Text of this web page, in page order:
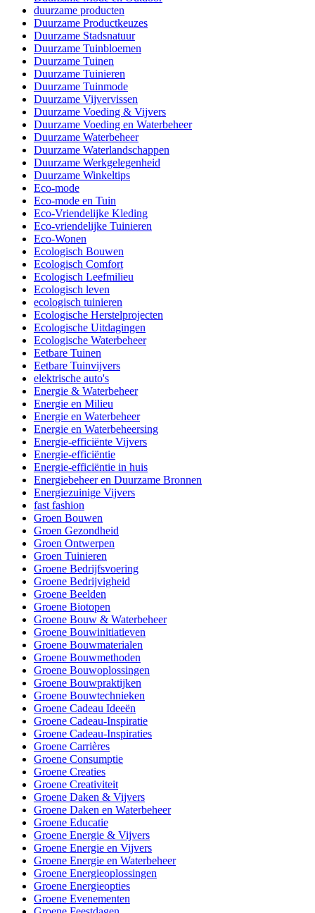
duurzame producten
Duurzame Productkeuzes
Duurzame Stadsnatuur
Duurzame Tuinbloemen
Duurzame Tuinen
Duurzame Tuinieren
Duurzame Tuinmode
Duurzame Vijvervissen
Duurzame Voeding & Vijvers
Duurzame Voeding en Waterbeheer
Duurzame Waterbeheer
Duurzame Waterlandschappen
Duurzame Werkgelegenheid
Duurzame Winkeltips
Eco-mode
Eco-mode en Tuin
Eco-Vriendelijke Kleding
Eco-vriendelijke Tuinieren
Eco-Wonen
Ecologisch Bouwen
Ecologisch Comfort
Ecologisch Leefmilieu
Ecologisch leven
ecologisch tuinieren
Ecologische Herstelprojecten
Ecologische Uitdagingen
Ecologische Waterbeheer
Eetbare Tuinen
Eetbare Tuinvijvers
elektrische auto's
Energie & Waterbeheer
Energie en Milieu
Energie en Waterbeheer
Energie en Waterbeheersing
Energie-efficiënte Vijvers
Energie-efficiëntie
Energie-efficiëntie in huis
Energiebeheer en Duurzame Bronnen
Energiezuinige Vijvers
fast fashion
Groen Bouwen
Groen Gezondheid
Groen Ontwerpen
Groen Tuinieren
Groene Bedrijfsvoering
Groene Bedrijvigheid
Groene Beelden
Groene Biotopen
Groene Bouw & Waterbeheer
Groene Bouwinitiatieven
Groene Bouwmaterialen
Groene Bouwmethoden
Groene Bouwoplossingen
Groene Bouwpraktijken
Groene Bouwtechnieken
Groene Cadeau Ideeën
Groene Cadeau-Inspiratie
Groene Cadeau-Inspiraties
Groene Carrières
Groene Consumptie
Groene Creaties
Groene Creativiteit
Groene Daken & Vijvers
Groene Daken en Waterbeheer
Groene Educatie
Groene Energie & Vijvers
Groene Energie en Vijvers
Groene Energie en Waterbeheer
Groene Energieoplossingen
Groene Energieopties
Groene Evenementen